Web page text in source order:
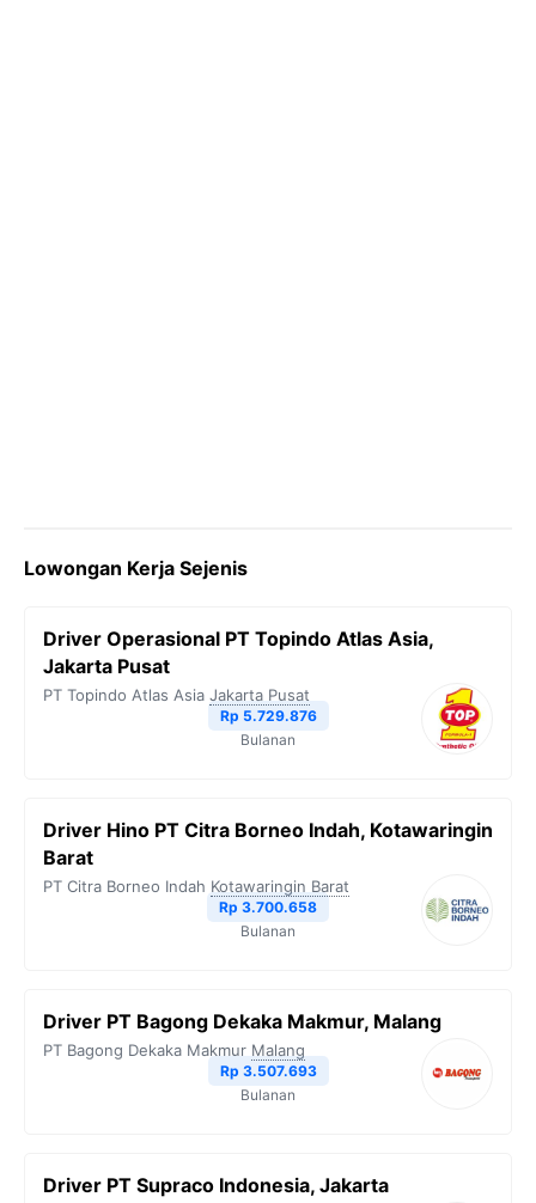
Lowongan Kerja Sejenis
Driver Operasional PT Topindo Atlas Asia,
Jakarta Pusat
PT Topindo Atlas Asia Jakarta Pusat
Rp 5.729.876
Bulanan
Driver Hino PT Citra Borneo Indah, Kotawaringin
Barat
PT Citra Borneo Indah Kotawaringin Barat
Rp 3.700.658
Bulanan
Driver PT Bagong Dekaka Makmur, Malang
PT Bagong Dekaka Makmur Malang
Rp 3.507.693
Bulanan
Driver PT Supraco Indonesia, Jakarta